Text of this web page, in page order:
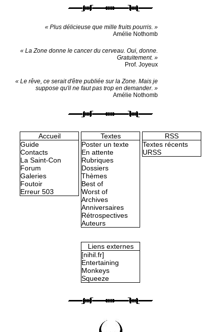
« Plus délicieuse que mille fruits pourris. »
Amélie Nothomb
« La Zone donne le cancer du cerveau. Oui, donne.
Gratuitement. »
Prof. Joyeux
« Le rêve, ce serait d'être publiée sur la Zone. Mais je
suppose qu'il ne faut pas trop en demander. »
Amélie Nothomb
Accueil
Guide
Contacts
La Saint-Con
Forum
Galeries
Foutoir
Erreur 503
Textes
Poster un texte
En attente
Rubriques
Dossiers
Thèmes
Best of
Worst of
Archives
Anniversaires
Rétrospectives
Auteurs
RSS
Textes récents
URSS
Liens externes
[nihil.fr]
Entertaining
Monkeys
Squeeze